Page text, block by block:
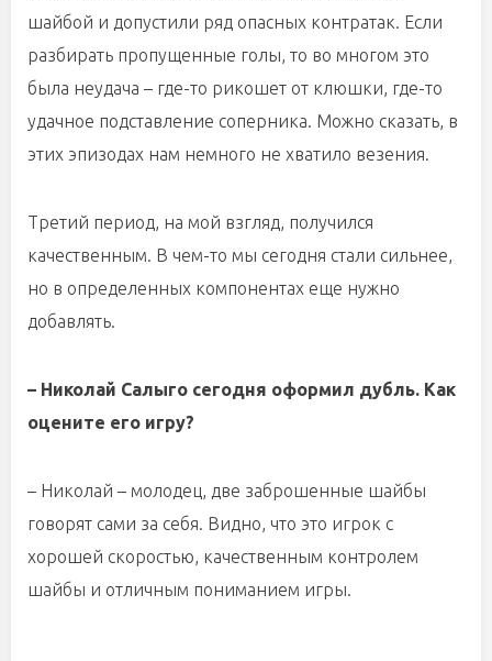
шайбой и допустили ряд опасных контратак. Если
разбирать пропущенные голы, то во многом это
была неудача – где-то рикошет от клюшки, где-то
удачное подставление соперника. Можно сказать, в
этих эпизодах нам немного не хватило везения.
Третий период, на мой взгляд, получился
качественным. В чем-то мы сегодня стали сильнее,
но в определенных компонентах еще нужно
добавлять.
– Николай Салыго сегодня оформил дубль. Как
оцените его игру?
– Николай – молодец, две заброшенные шайбы
говорят сами за себя. Видно, что это игрок с
хорошей скоростью, качественным контролем
шайбы и отличным пониманием игры.